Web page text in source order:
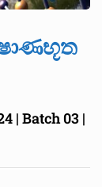
| Batch 03 |